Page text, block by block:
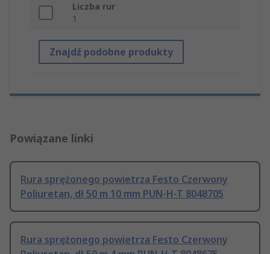
Liczba rur
1
Znajdź podobne produkty
Powiązane linki
Rura sprężonego powietrza Festo Czerwony
Poliuretan, dł 50 m 10 mm PUN-H-T 8048705
Rura sprężonego powietrza Festo Czerwony